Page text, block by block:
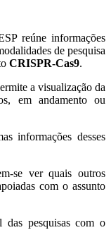
reúne informações
de pesquisa
CRISPR-Cas9.
a visualização da
em andamento ou
informações desses
se ver quais outros
com o assunto
pesquisas com o